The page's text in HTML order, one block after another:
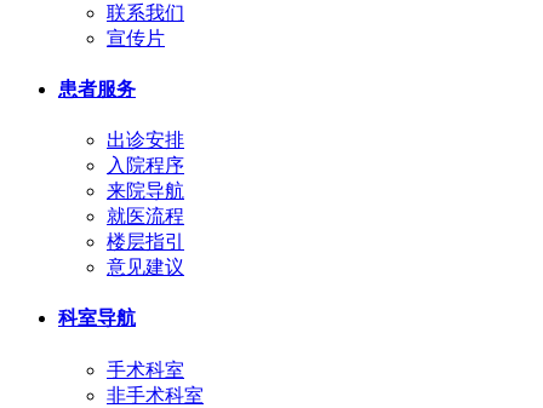
联系我们
宣传片
患者服务
出诊安排
入院程序
来院导航
就医流程
楼层指引
意见建议
科室导航
手术科室
非手术科室